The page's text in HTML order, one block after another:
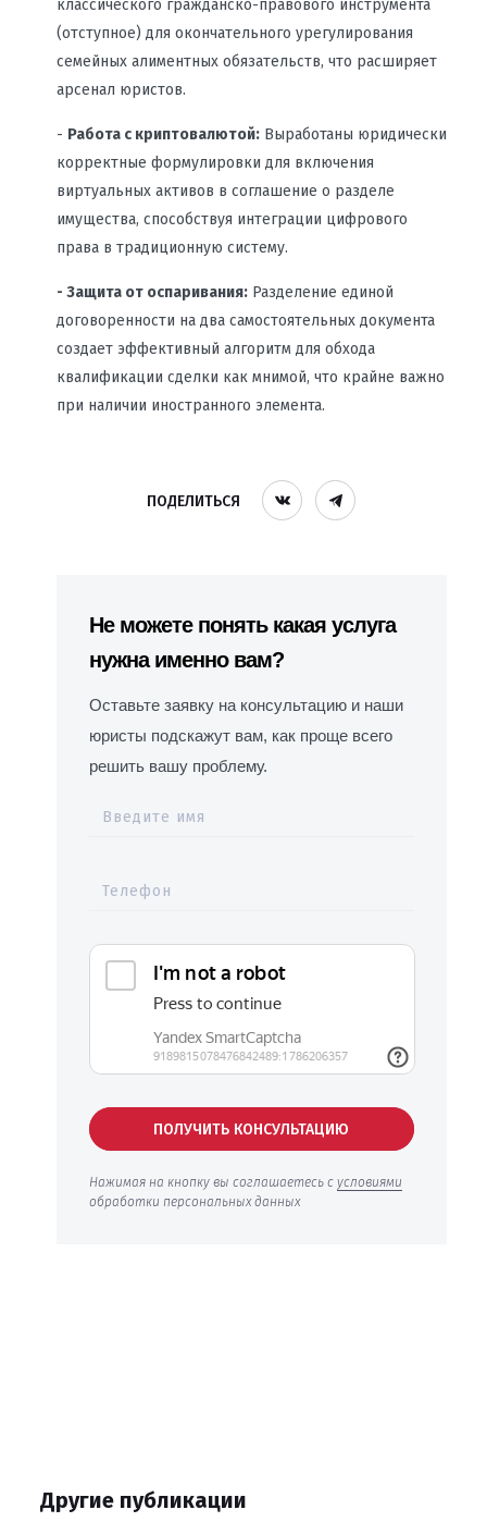
классического гражданско-правового инструмента
(отступное) для окончательного урегулирования
семейных алиментных обязательств, что расширяет
арсенал юристов.
- Работа с криптовалютой:Выработаны юридически
корректные формулировки для включения
виртуальных активов в соглашение о разделе
имущества, способствуя интеграции цифрового
права в традиционную систему.
- Защита от оспаривания:Разделение единой
договоренности на два самостоятельных документа
создает эффективный алгоритм для обхода
квалификации сделки как мнимой, что крайне важно
при наличии иностранного элемента.
ПОДЕЛИТЬСЯ
Не можете понять какая услуга
нужна именно вам?
Оставьте заявку на консультацию и наши
юристы подскажут вам, как проще всего
решить вашу проблему.
Введите имя
Телефон
ПОЛУЧИТЬ КОНСУЛЬТАЦИЮ
Нажимая на кнопку вы соглашаетесь с условиями
обработки персональных данных
Другие публикации